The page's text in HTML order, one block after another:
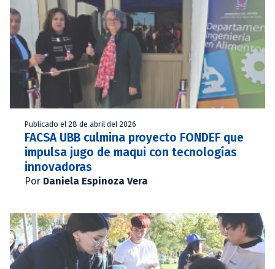
Publicado el 28 de abril del 2026
FACSA UBB culmina proyecto FONDEF que
impulsa jugo de maqui con tecnologías
innovadoras
Por Daniela Espinoza Vera